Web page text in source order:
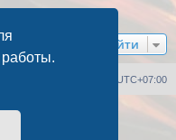
работы.
Перейти
UTC+07:00
© phpBB Limited